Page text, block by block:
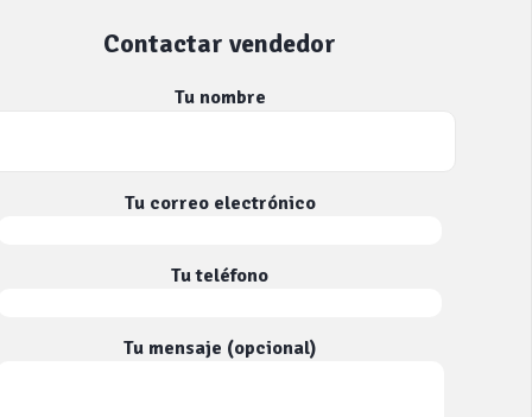
Contactar vendedor
Tu nombre
Tu correo electrónico
Tu teléfono
Tu mensaje (opcional)